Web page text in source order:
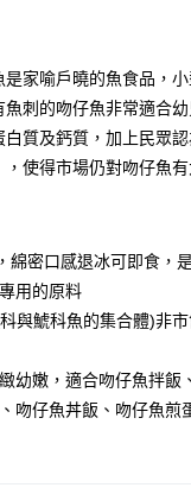
兆豐國際商業銀行
台中商業銀行
華泰商業銀行
遠東國際商業銀行
彰化商業銀行
台北富邦商業銀行
台中商業銀行
華泰商業銀行
中國信託商業銀行
天內需取貨)
)免運費
龍箱)
家喻戶曉的魚食品，小
刺的吻仔魚非常適合
質及鈣質，加上民眾
使得市場仍對吻仔魚
密口感退冰可即食，
用的原料
與鯱科魚的集合體)非市
幼嫩，適合吻仔魚拌飯
吻仔魚丼飯、吻仔魚煎